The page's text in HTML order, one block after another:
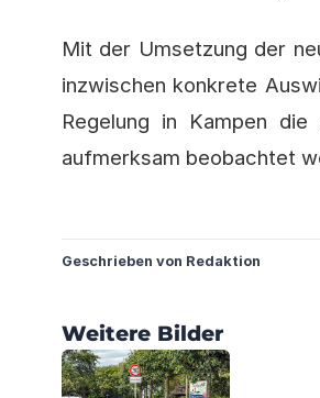
Mit der Umsetzung der
inzwischen konkrete
Regelung in Kampen
aufmerksam beobachtet
?
?
?
Geschrieben von Redaktion
Weitere Bilder